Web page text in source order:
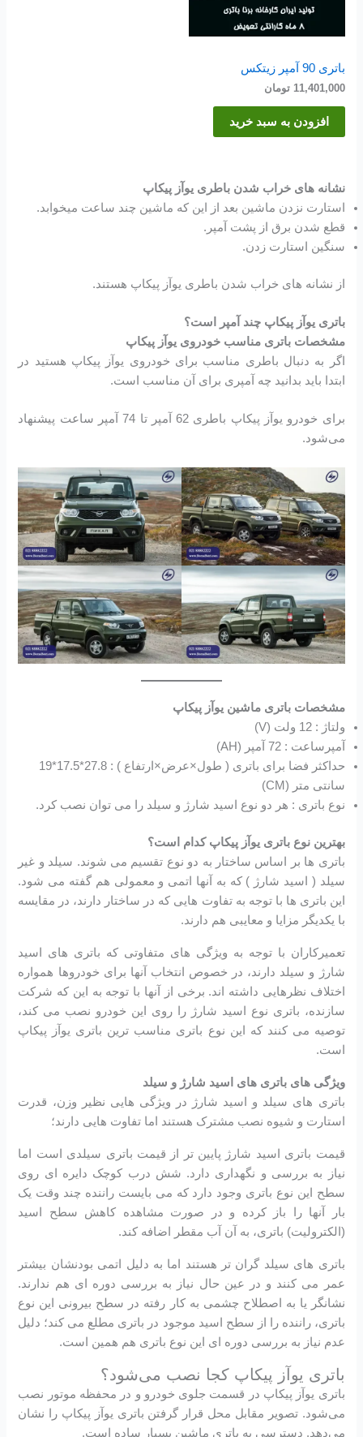
باتری 90 آمپر زیتکس
11,401,000 تومان
افزودن به سبد خرید
نشانه های خراب شدن باطری یوآز پیکاپ
استارت نزدن ماشین بعد از این که ماشین چند ساعت میخوابد.
قطع شدن برق از پشت آمپر.
سنگین استارت زدن.
از نشانه های خراب شدن باطری یوآز پیکاپ هستند.
باتری یوآز پیکاپ چند آمپر است؟
مشخصات باتری مناسب خودروی یوآز پیکاپ
اگر به دنبال باطری مناسب برای خودروی یوآز پیکاپ هستید در
ابتدا باید بدانید چه آمپری برای آن مناسب است.
برای خودرو یوآز پیکاپ باطری 62 آمپر تا 74 آمپر ساعت پیشنهاد
می‌شود.
مشخصات باتری ماشین یوآز پیکاپ
ولتاژ : 12 ولت (V)
آمپرساعت : 72 آمپر (AH)
حداکثر فضا برای باتری ( طول×عرض×ارتفاع ) : 27.8*17.5*19
سانتی متر (CM)
نوع باتری : هر دو نوع اسید شارژ و سیلد را می توان نصب کرد.
بهترین نوع باتری یوآز پیکاپ کدام است؟
باتری ها بر اساس ساختار به دو نوع تقسیم می شوند. سیلد و غیر
سیلد ( اسید شارژ ) که به آنها اتمی و معمولی هم گفته می شود.
این باتری ها با توجه به تفاوت هایی که در ساختار دارند، در مقایسه
با یکدیگر مزایا و معایبی هم دارند.
تعمیرکاران با توجه به ویژگی های متفاوتی که باتری های اسید
شارژ و سیلد دارند، در خصوص انتخاب آنها برای خودروها همواره
اختلاف نظرهایی داشته اند. برخی از آنها با توجه به این که شرکت
سازنده، باتری نوع اسید شارژ را روی این خودرو نصب می کند،
توصیه می کنند که این نوع باتری مناسب ترین باتری یوآز پیکاپ
است.
ویژگی های باتری های اسید شارژ و سیلد
باتری های سیلد و اسید شارژ در ویژگی هایی نظیر وزن، قدرت
استارت و شیوه نصب مشترک هستند اما تفاوت هایی دارند؛
قیمت باتری اسید شارژ پایین تر از قیمت باتری سیلدی است اما
نیاز به بررسی و نگهداری دارد. شش درب کوچک دایره ای روی
سطح این نوع باتری وجود دارد که می بایست راننده چند وقت یک
بار آنها را باز کرده و در صورت مشاهده کاهش سطح اسید
(الکترولیت) باتری، به آن آب مقطر اضافه کند.
باتری های سیلد گران تر هستند اما به دلیل اتمی بودنشان بیشتر
عمر می کنند و در عین حال نیاز به بررسی دوره ای هم ندارند.
نشانگر یا به اصطلاح چشمی به کار رفته در سطح بیرونی این نوع
باتری، راننده را از سطح اسید موجود در باتری مطلع می کند؛ دلیل
عدم نیاز به بررسی دوره ای این نوع باتری هم همین است.
باتری یوآز پیکاپ کجا نصب می‌شود؟
باتری یوآز پیکاپ در قسمت جلوی خودرو و در محفظه موتور نصب
می‌شود. تصویر مقابل محل قرار گرفتن باتری یوآز پیکاپ را نشان
می‌دهد. دسترسی به باتری ماشین بسیار ساده است.